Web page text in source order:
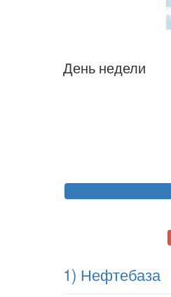
День недели
1) Нефтебаза